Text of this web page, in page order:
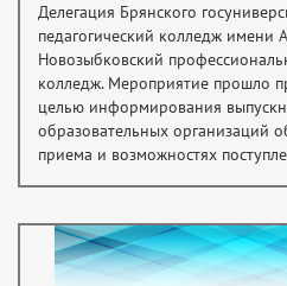
Делегация Брянского
педагогический колледж имени
Новозыбковский
колледж. Мероприятие прошло
целью информирования
образовательных организаций
приема и возможностях